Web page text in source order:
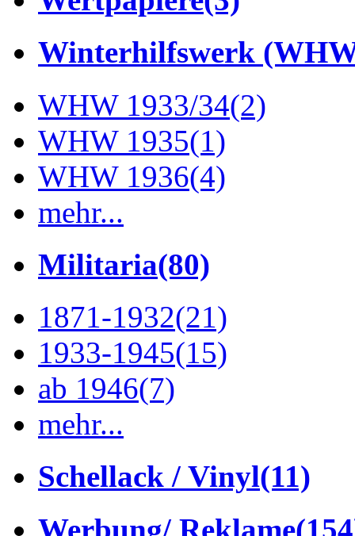
Winterhilfswerk
WHW 1933/34(2)
WHW 1935(1)
WHW 1936(4)
mehr...
Militaria(80)
1871-1932(21)
1933-1945(15)
ab 1946(7)
mehr...
Schellack / Vinyl(11)
Werbung/ Reklame